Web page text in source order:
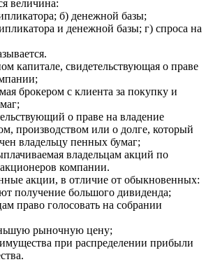
величина:
б) денежной базы;
и денежной базы; г) спроса на
капитале, свидетельствующая о праве
брокером с клиента за покупку и
о праве на владение
производством или о долге, который
владельцу пенных бумаг;
владельцам акций по
компании.
акции, в отличие от обыкновенных:
получение большого дивиденда;
право голосовать на собрании
рыночную цену;
при распределении прибыли